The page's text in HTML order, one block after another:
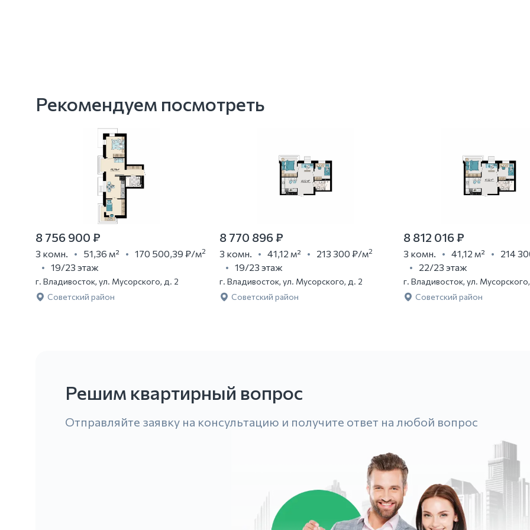
Рекомендуем посмотреть
8 756 900 ₽
3 комн. 51,36 м² 170 500,39 ₽/м2
19/23 этаж
г. Владивосток, ул. Мусорского, д. 2
Советский район
8 770 896 ₽
3 комн. 41,12 м² 213 300 ₽/м2
19/23 этаж
г. Владивосток, ул. Мусорского, д. 2
Советский район
8 812 016 ₽
3 комн. 41,12 м² 214
22/23 этаж
г. Владивосток, ул.
Советский район
Решим квартирный вопрос
Отправляйте заявку на консультацию и получите ответ на любой вопрос